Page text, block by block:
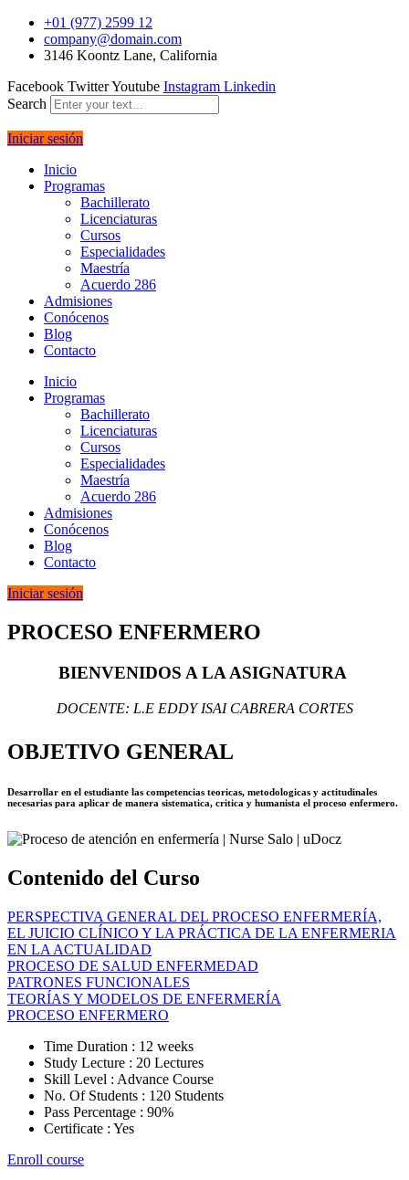
+01 (977) 2599 12
company@domain.com
3146 Koontz Lane, California
Facebook TwitterYoutube Instagram Linkedin
Search
Iniciar sesión
Inicio
Programas
Bachillerato
Licenciaturas
Cursos
Especialidades
Maestría
Acuerdo 286
Admisiones
Conócenos
Blog
Contacto
Inicio
Programas
Bachillerato
Licenciaturas
Cursos
Especialidades
Maestría
Acuerdo 286
Admisiones
Conócenos
Blog
Contacto
Iniciar sesión
PROCESO ENFERMERO
BIENVENIDOS A LA ASIGNATURA
DOCENTE: L.E EDDY ISAI CABRERA CORTES
OBJETIVO GENERAL
Desarrollar en el estudiante las competencias teoricas, metodologicas y actitudinales
necesarias para aplicar de manera sistematica, critica y humanista el proceso enfermero.
Contenido del Curso
PERSPECTIVA GENERAL DEL PROCESO ENFERMERÍA,
EL JUICIO CLÍNICO Y LA PRÁCTICA DE LA ENFERMERIA
EN LA ACTUALIDAD
PROCESO DE SALUD ENFERMEDAD
PATRONES FUNCIONALES
TEORÍAS Y MODELOS DE ENFERMERÍA
PROCESO ENFERMERO
Time Duration : 12 weeks
Study Lecture : 20 Lectures
Skill Level : Advance Course
No. Of Students : 120 Students
Pass Percentage : 90%
Certificate : Yes
Enroll course